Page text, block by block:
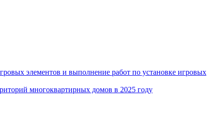
элементов и выполнение работ по установке игровых
многоквартирных домов в 2025 году